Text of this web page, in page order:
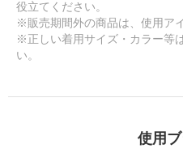
役立てください。
※販売期間外の商品は、使用ア
※正しい着用サイズ・カラー等
い。
使用